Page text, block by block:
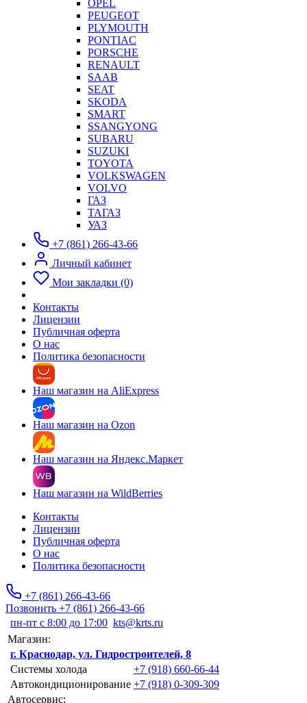
OPEL
PEUGEOT
PLYMOUTH
PONTIAC
PORSCHE
RENAULT
SAAB
SEAT
SKODA
SMART
SSANGYONG
SUBARU
SUZUKI
TOYOTA
VOLKSWAGEN
VOLVO
ГАЗ
ТАГАЗ
УАЗ
+7 (861) 266-43-66
Личный кабинет
Мои закладки (0)
Контакты
Лицензии
Публичная оферта
О нас
Политика безопасности
Наш магазин на AliExpress
Наш магазин на Ozon
Наш магазин на Яндекс.Маркет
Наш магазин на WildBerries
Контакты
Лицензии
Публичная оферта
О нас
Политика безопасности
+7 (861) 266-43-66
Позвонить +7 (861) 266-43-66
пн-пт с 8:00 до 17:00 kts@krts.ru
Магазин:
г. Краснодар, ул. Гидростроителей, 8
Системы холода
+7 (918) 660-66-44
Автокондиционирование +7 (918) 0-309-309
Автосервис: